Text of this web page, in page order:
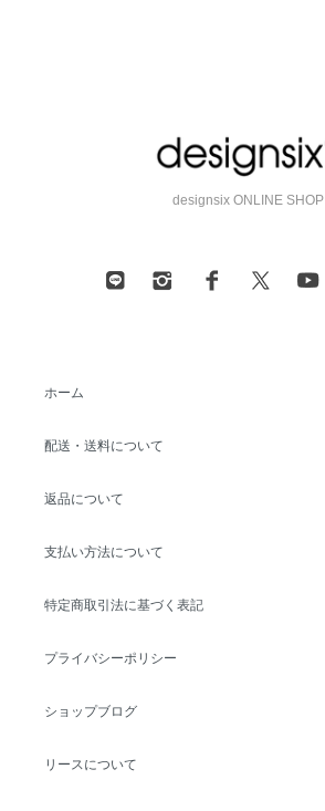
designsix ONLINE SHOP
ホーム
配送・送料について
返品について
支払い方法について
特定商取引法に基づく表記
プライバシーポリシー
ショップブログ
リースについて